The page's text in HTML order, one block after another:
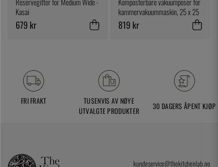
Kasai
679 kr
kammervakuummaskin, 25 x 25
cm, 200-pk - SousVideTools
819 kr
FRI FRAKT
TUSENVIS AV NØYE
UTVALGTE PRODUKTER
30 DAGERS ÅPENT KJØP
kundeservice@thekitchenlab.no